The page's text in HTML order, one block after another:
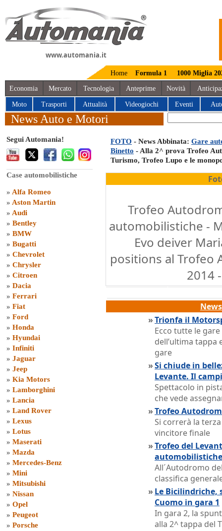
www.automania.it
Home Formula 1 1000 Miglia
Economia Mercato Tecnologia Anteprime Novità
Moto Trasporti Attualità Videogiochi Eventi
News Auto e Motori
Segui Automania!
Case automobilistiche
» Alfa Romeo
» Aston Martin
» Audi
» Bentley
» BMW
» Bugatti
» Chevrolet
» Chrysler
» Citroen
» Dacia
» Ferrari
» Fiat
» Ford
» Honda
» Hyundai
» Infiniti
» Jaguar
» Jeep
» Kia Motors
» Lamborghini
» Lancia
» Land Rover
» Lexus
» Lotus
» Maserati
» Mazda
» Mercedes-Benz
» Mini
» Mitsubishi
» Nissan
» Opel
» Peugeot
» Porsche
FOTO - News Abbinata: Gare
Binetto - Alla 2^ prova Trofeo
Turismo, Trofeo Lupo e le
Trofeo
automobilistiche -
Evo deiver
positions al Trofeo
2014
»Trionfa il
Ecco tutte le
dell’ultima tappa
gare
»Si chiude in
Levante. Il
Spettacolo in
che vede
»Trofeo
Si correrà la
vincitore finale
»Trofeo del
automobilistiche
All´Autodromo
classifica
» Le Bicilindriche,
Cuomo in gara 1
In gara 2, la
alla 2^ tappa del